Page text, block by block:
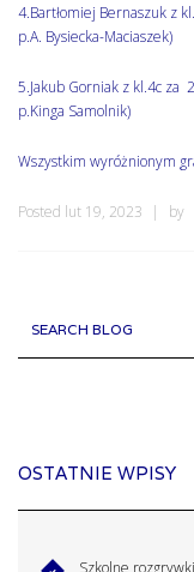
4.Bartłomiej Bernaszuk z
p.A. Bysiecka-Maciaszek)
5.Jakub Gorniak z kl.4c za
p.Kinga Samolnik)
Wszystkim wyróżnionym
Posted lut 19, 2023 by
SEARCH BLOG
OSTATNIE WPISY